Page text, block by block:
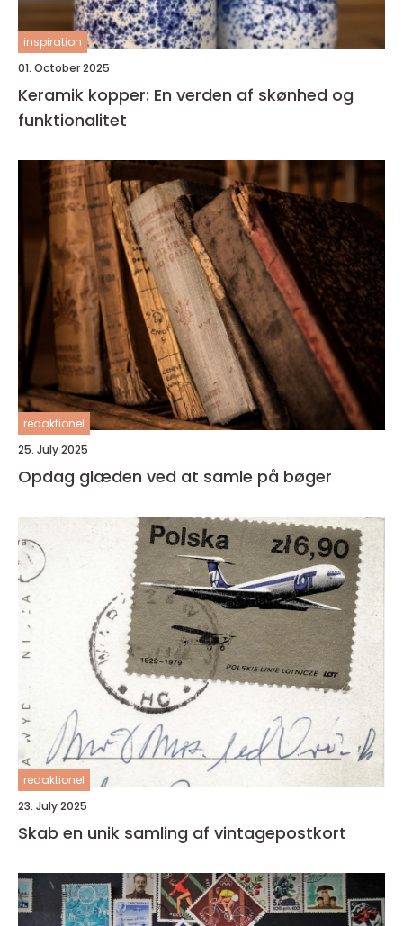
inspiration
01. October 2025
Keramik kopper: En verden af skønhed og
funktionalitet
redaktionel
25. July 2025
Opdag glæden ved at samle på bøger
redaktionel
23. July 2025
Skab en unik samling af vintagepostkort